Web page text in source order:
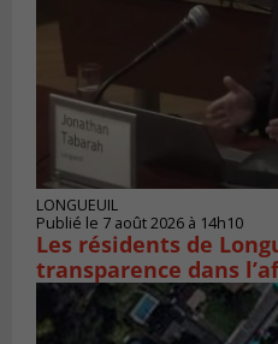
LONGUEUIL
Publié le 7 août 2026 à 14h10
Les résidents de
transparence dans